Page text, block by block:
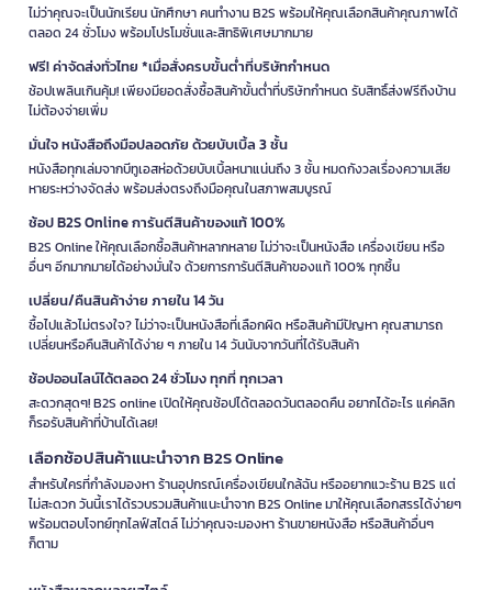
ไม่ว่าคุณจะเป็นนักเรียน นักศึกษา คนทำงาน B2S พร้อมให้คุณเลือกสินค้าคุณภาพได้
ตลอด 24 ชั่วโมง พร้อมโปรโมชั่นและสิทธิพิเศษมากมาย
ฟรี! ค่าจัดส่งทั่วไทย *เมื่อสั่งครบขั้นต่ำที่บริษัทกำหนด
ช้อปเพลินเกินคุ้ม! เพียงมียอดสั่งซื้อสินค้าขั้นต่ำที่บริษัทกำหนด รับสิทธิ์ส่งฟรีถึงบ้าน
ไม่ต้องจ่ายเพิ่ม
มั่นใจ หนังสือถึงมือปลอดภัย ด้วยบับเบิ้ล 3 ชั้น
หนังสือทุกเล่มจากบีทูเอสห่อด้วยบับเบิ้ลหนาแน่นถึง 3 ชั้น หมดกังวลเรื่องความเสีย
หายระหว่างจัดส่ง พร้อมส่งตรงถึงมือคุณในสภาพสมบูรณ์
ช้อป B2S Online การันตีสินค้าของแท้ 100%
B2S Online ให้คุณเลือกซื้อสินค้าหลากหลาย ไม่ว่าจะเป็นหนังสือ เครื่องเขียน หรือ
อื่นๆ อีกมากมายได้อย่างมั่นใจ ด้วยการการันตีสินค้าของแท้ 100% ทุกชิ้น
เปลี่ยน/คืนสินค้าง่าย ภายใน 14 วัน
ซื้อไปแล้วไม่ตรงใจ? ไม่ว่าจะเป็นหนังสือที่เลือกผิด หรือสินค้ามีปัญหา คุณสามารถ
เปลี่ยนหรือคืนสินค้าได้ง่าย ๆ ภายใน 14 วันนับจากวันที่ได้รับสินค้า
ช้อปออนไลน์ได้ตลอด 24 ชั่วโมง ทุกที่ ทุกเวลา
สะดวกสุดๆ! B2S online เปิดให้คุณช้อปได้ตลอดวันตลอดคืน อยากได้อะไร แค่คลิก
ก็รอรับสินค้าที่บ้านได้เลย!
เลือกช้อปสินค้าแนะนำจาก B2S Online
สำหรับใครที่กำลังมองหา ร้านอุปกรณ์เครื่องเขียนใกล้ฉัน หรืออยากแวะร้าน B2S แต่
ไม่สะดวก วันนี้เราได้รวบรวมสินค้าแนะนำจาก B2S Online มาให้คุณเลือกสรรได้ง่ายๆ
พร้อมตอบโจทย์ทุกไลฟ์สไตล์ ไม่ว่าคุณจะมองหา ร้านขายหนังสือ หรือสินค้าอื่นๆ
ก็ตาม